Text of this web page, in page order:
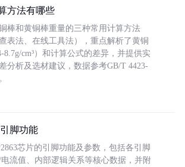
方法有哪些
棒和黄铜棒重量的三种常用计算方法
表法、在线工具法），重点解析了黄铜
8.7g/cm³）和计算公式的差异，并提供实
分析及选材建议，数据参考GB/T 4423-
脚功能
芯片的引脚功能及参数，包括各引脚
流值、内部逻辑关系等核心数据，并附